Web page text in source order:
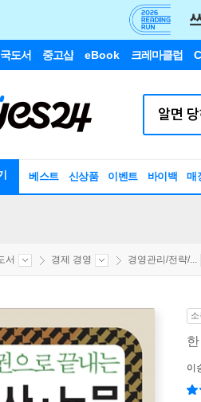
도서 중고샵 eBook 크레마클럽
베스트 신상품 이벤트 바이백 매
서 경제 경영 경영관리/전략/...
이